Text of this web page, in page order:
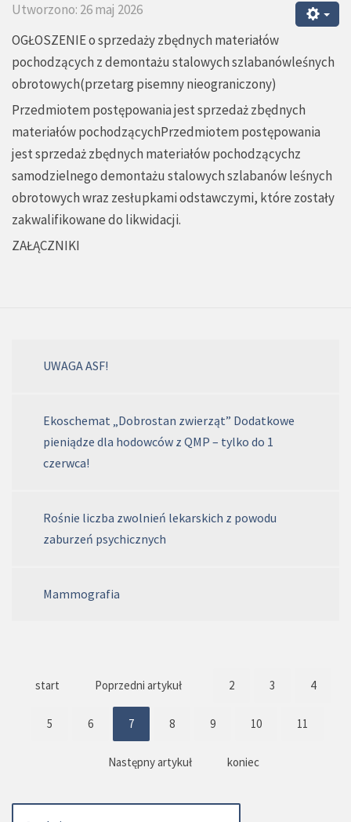
Utworzono: 26 maj 2026
OGŁOSZENIE o sprzedaży zbędnych materiałów
pochodzących z demontażu stalowych szlabanówleśnych
obrotowych(przetarg pisemny nieograniczony)
Przedmiotem postępowania jest sprzedaż zbędnych
materiałów pochodzącychPrzedmiotem postępowania
jest sprzedaż zbędnych materiałów pochodzącychz
samodzielnego demontażu stalowych szlabanów leśnych
obrotowych wraz zesłupkami odstawczymi, które zostały
zakwalifikowane do likwidacji.
ZAŁĄCZNIKI
UWAGA ASF!
Ekoschemat „Dobrostan zwierząt” Dodatkowe
pieniądze dla hodowców z QMP – tylko do 1
czerwca!
Rośnie liczba zwolnień lekarskich z powodu
zaburzeń psychicznych
Mammografia
start Poprzedni artykuł 2 3 4
5 6 7 8 9 10 11
Następny artykuł koniec